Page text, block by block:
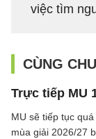
việc tìm
CÙNG
Trực tiếp MU
MU sẽ tiếp tục
mùa giải 2026/27